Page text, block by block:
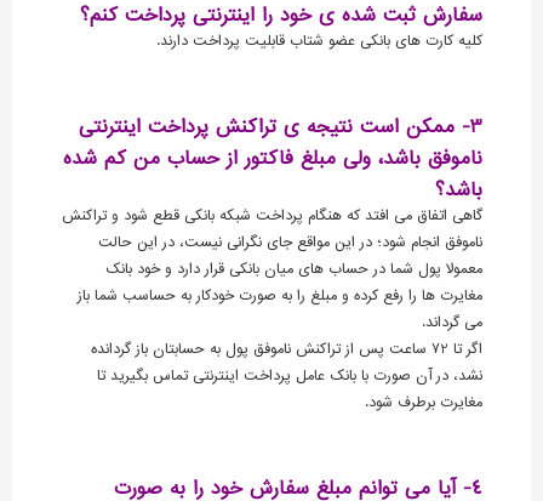
سفارش ثبت شده ی خود را اینترنتی پرداخت کنم؟
کلیه کارت های بانکی عضو شتاب قابلیت پرداخت دارند.
3- ممکن است نتیجه ی تراکنش پرداخت اینترنتی
ناموفق باشد، ولی مبلغ فاکتور از حساب من کم شده
باشد؟
گاهی اتفاق می افتد که هنگام پرداخت شبکه بانکی قطع شود و تراکنش
ناموفق انجام شود؛ در این مواقع جای نگرانی نیست، در این حالت
معمولا پول شما در حساب های میان بانکی قرار دارد و خود بانک
مغایرت ها را رفع کرده و مبلغ را به صورت خودکار به حساسب شما باز
می گرداند.
اگر تا 72 ساعت پس از تراکنش ناموفق پول به حسابتان باز گردانده
نشد، در آن صورت با بانک عامل پرداخت اینترنتی تماس بگیرید تا
مغایرت برطرف شود.
4- آیا می توانم مبلغ سفارش خود را به صورت